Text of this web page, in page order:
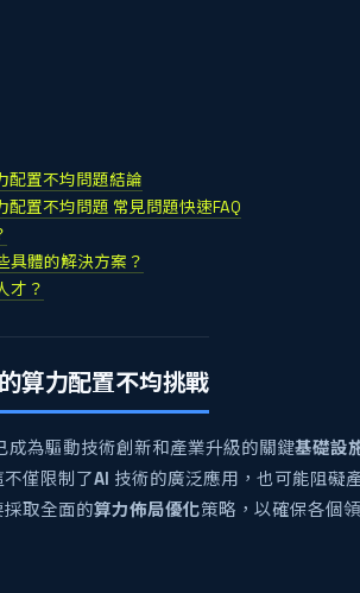
配置不均問題結論
置不均問題 常見問題快速FAQ
具體的解決方案？
才？
算力配置不均挑戰
成為驅動技術創新和產業升級的關鍵基礎設
僅限制了AI 技術的廣泛應用，也可能阻礙
取全面的算力佈局優化策略，以確保各個